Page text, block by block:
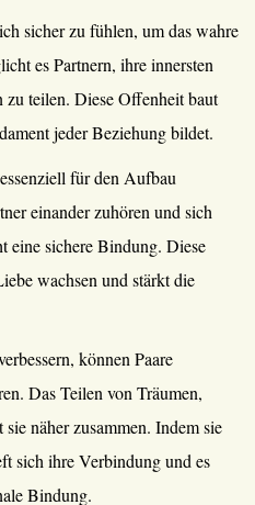
sicher zu fühlen, um das wahre
es Partnern, ihre innersten
teilen. Diese Offenheit baut
jeder Beziehung bildet.
für den Aufbau
einander zuhören und sich
eine sichere Bindung. Diese
wachsen und stärkt die
können Paare
Das Teilen von Träumen,
näher zusammen. Indem sie
sich ihre Verbindung und es
Bindung.